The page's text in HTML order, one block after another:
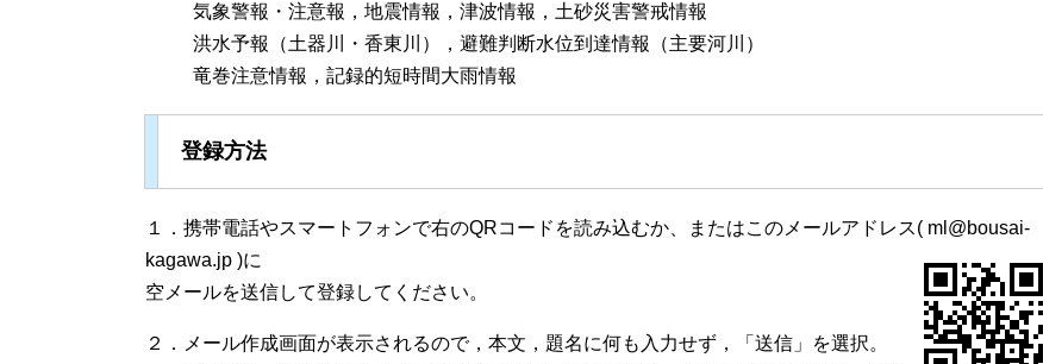
気象警報・注意報，地震情報，津波情報，土砂災害警戒情報
洪水予報（土器川・香東川），避難判断水位到達情報（主要河川）
竜巻注意情報，記録的短時間大雨情報
登録方法
１．携帯電話やスマートフォンで右のQRコードを読み込むか、またはこのメールアドレス( ml@bousai-
kagawa.jp )に
空メールを送信して登録してください。
２．メール作成画面が表示されるので，本文，題名に何も入力せず，「送信」を選択。